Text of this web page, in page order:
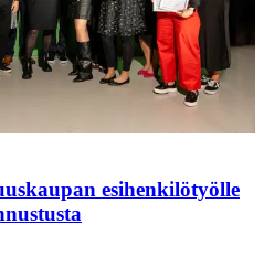
esihenkilötyölle